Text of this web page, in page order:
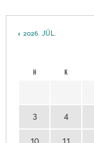
2026. JÚL.
H K
3 4
10 11